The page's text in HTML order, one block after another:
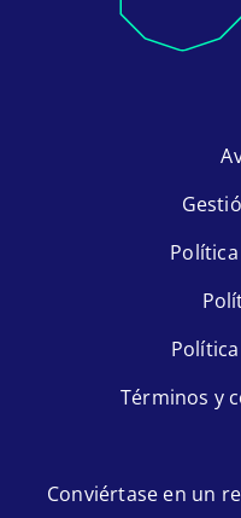
Términos y
Conviértase en un